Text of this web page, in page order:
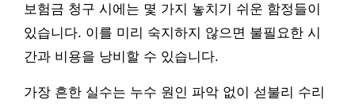
보험금 청구 시에는 몇 가지 놓치기 쉬운 함정들이
있습니다. 이를 미리 숙지하지 않으면 불필요한 시
간과 비용을 낭비할 수 있습니다.
가장 흔한 실수는 누수 원인 파악 없이 섣불리 수리